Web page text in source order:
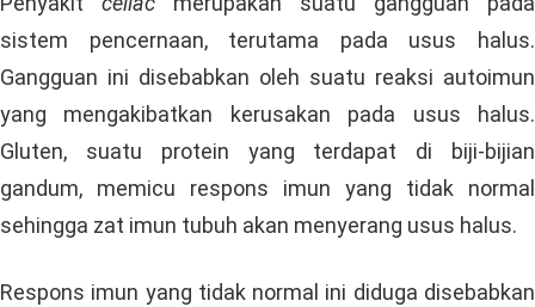
sistem pencernaan, terutama pada usus halus.
Gangguan ini disebabkan oleh suatu reaksi autoimun
yang mengakibatkan kerusakan pada usus halus.
Gluten, suatu protein yang terdapat di biji-bijian
gandum, memicu respons imun yang tidak normal
sehingga zat imun tubuh akan menyerang usus halus.
Respons imun yang tidak normal ini diduga disebabkan